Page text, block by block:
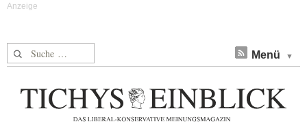
Suche nach: Menü